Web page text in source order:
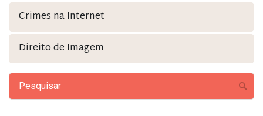
Crimes na Internet
Direito de Imagem